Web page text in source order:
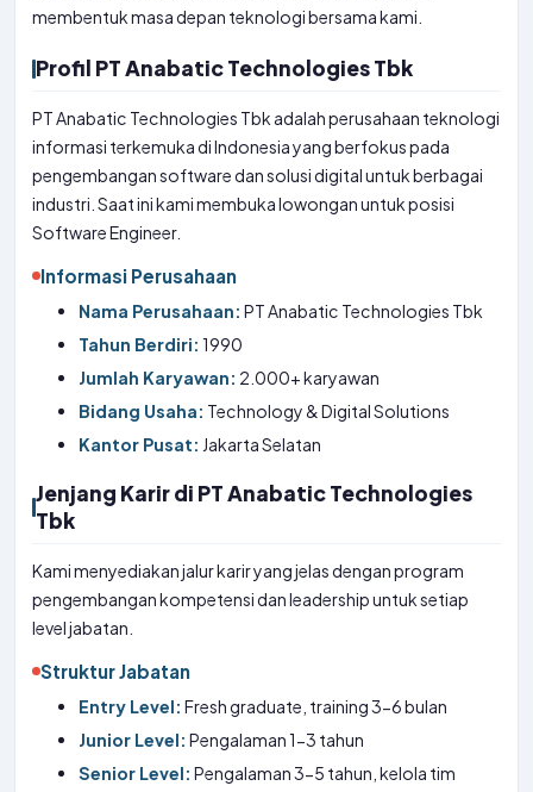
membentuk masa depan teknologi bersama kami.
Profil PT Anabatic Technologies Tbk
PT Anabatic Technologies Tbk adalah perusahaan teknologi
informasi terkemuka di Indonesia yang berfokus pada
pengembangan software dan solusi digital untuk berbagai
industri. Saat ini kami membuka lowongan untuk posisi
Software Engineer.
Informasi Perusahaan
Nama Perusahaan: PT Anabatic Technologies Tbk
Tahun Berdiri: 1990
Jumlah Karyawan: 2.000+ karyawan
Bidang Usaha: Technology & Digital Solutions
Kantor Pusat: Jakarta Selatan
Jenjang Karir di PT Anabatic Technologies
Tbk
Kami menyediakan jalur karir yang jelas dengan program
pengembangan kompetensi dan leadership untuk setiap
level jabatan.
Struktur Jabatan
Entry Level: Fresh graduate, training 3-6 bulan
Junior Level: Pengalaman 1-3 tahun
Senior Level: Pengalaman 3-5 tahun, kelola tim